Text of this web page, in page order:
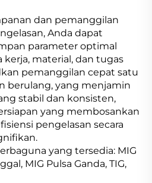
dan pemanggilan
Anda dapat
parameter optimal
material, dan tugas
pemanggilan cepat satu
berulang, yang menjamin
stabil dan konsisten,
yang membosankan
pengelasan secara
yang tersedia: MIG
MIG Pulsa Ganda, TIG,